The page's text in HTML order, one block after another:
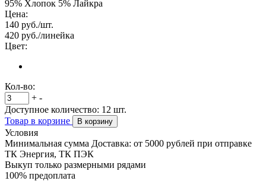
95% Хлопок 5% Лайкра
Цена:
140 руб./шт.
420 руб./линейка
Цвет:
Кол-во:
+ -
Доступное количество: 12 шт.
Товар в корзине
В корзину
Условия
Минимальная сумма Доставка: от 5000 рублей при отправке
ТК Энергия, ТК ПЭК
Выкуп только размерными рядами
100% предоплата